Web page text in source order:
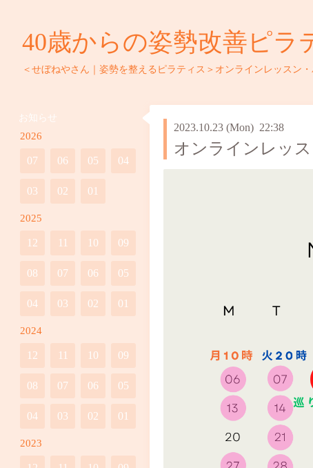
40歳からの姿勢改善ピラ
＜せぼねやさん｜姿勢を整えるピラティス＞オンラインレッスン
2023.10.23 (Mon) 22:38
オンラインレッ
お知らせ
2026
07 06 05 04
03 02 01
2025
12 11 10 09
08 07 06 05
04 03 02 01
2024
12 11 10 09
08 07 06 05
04 03 02 01
2023